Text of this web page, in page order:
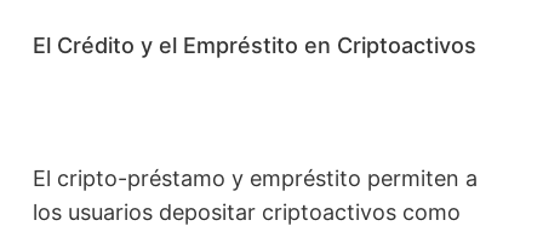
El Crédito y el Empréstito en Criptoactivos
El cripto-préstamo y empréstito permiten a
los usuarios depositar criptoactivos como